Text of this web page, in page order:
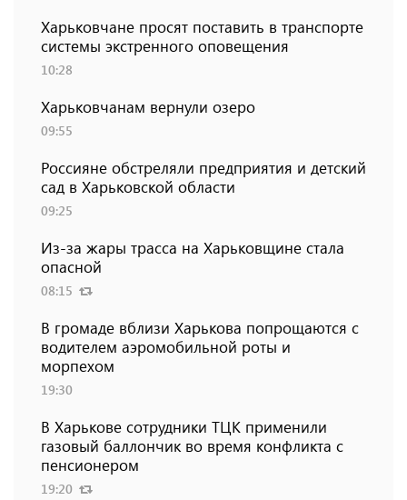
Харьковчане просят поставить в транспорте
системы экстренного оповещения
10:28
Харьковчанам вернули озеро
09:55
Россияне обстреляли предприятия и детский
сад в Харьковской области
09:25
Из-за жары трасса на Харьковщине стала
опасной
08:15
В громаде вблизи Харькова попрощаются с
водителем аэромобильной роты и
морпехом
19:30
В Харькове сотрудники ТЦК применили
газовый баллончик во время конфликта с
пенсионером
19:20